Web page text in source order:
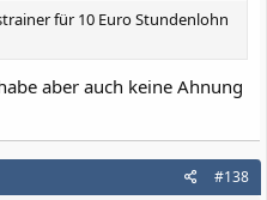
für 10 Euro Stundenlohn
aber auch keine Ahnung
#138